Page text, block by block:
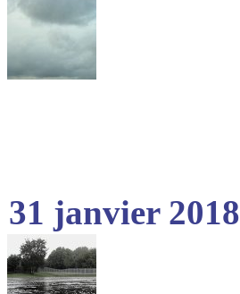
31 janvier 2018